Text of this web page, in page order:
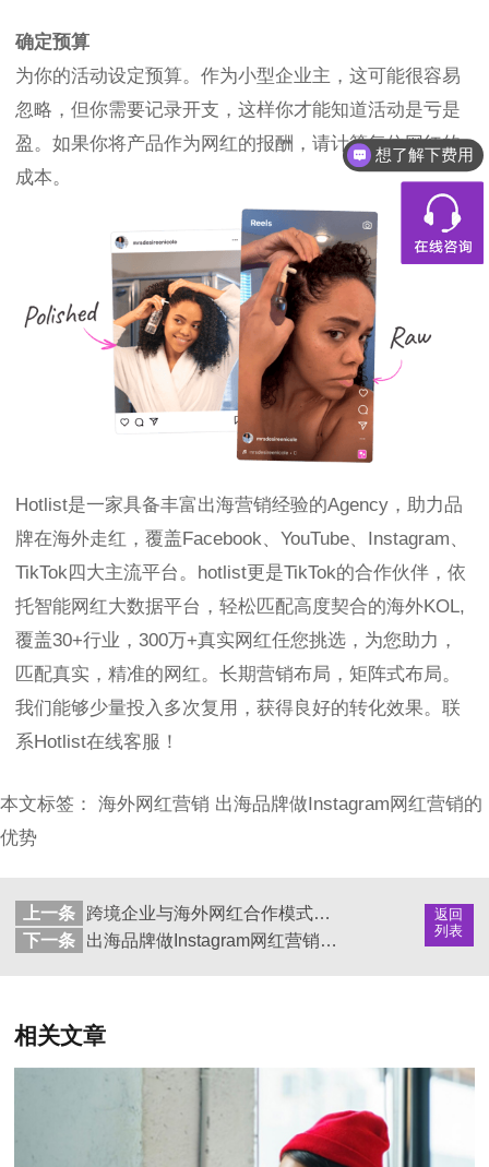
确定预算
为你的活动设定预算。作为小型企业主，这可能很容易
忽略，但你需要记录开支，这样你才能知道活动是亏是
盈。如果你将产品作为网红的报酬，请计算每位网红的
成本。
Hotlist是一家具备丰富出海营销经验的Agency，助力品
牌在海外走红，覆盖Facebook、YouTube、Instagram、
TikTok四大主流平台。hotlist更是TikTok的合作伙伴，依
托智能网红大数据平台，轻松匹配高度契合的海外KOL,
覆盖30+行业，300万+真实网红任您挑选，为您助力，
匹配真实，精准的网红。长期营销布局，矩阵式布局。
我们能够少量投入多次复用，获得良好的转化效果。联
系Hotlist在线客服！
本文标签： 海外网红营销 出海品牌做Instagram网红营销的
优势
返回
列表
上一条
跨境企业与海外网红合作模式有哪几种？
下一条
出海品牌做Instagram网红营销的优势
相关文章
想了解下费用